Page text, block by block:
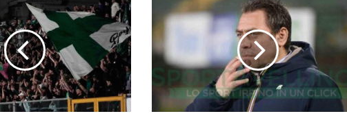
campionato
abbiamo
perso
in
casa.
Tifosi?